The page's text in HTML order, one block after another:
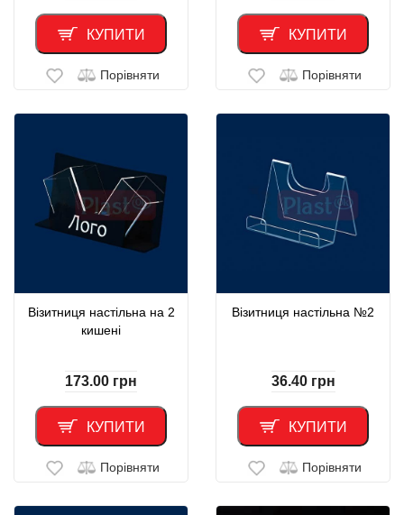
КУПИТИ
Порівняти
КУПИТИ
Порівняти
Візитниця настільна на 2
кишені
173.00 грн
КУПИТИ
Порівняти
Візитниця настільна №2
36.40 грн
КУПИТИ
Порівняти